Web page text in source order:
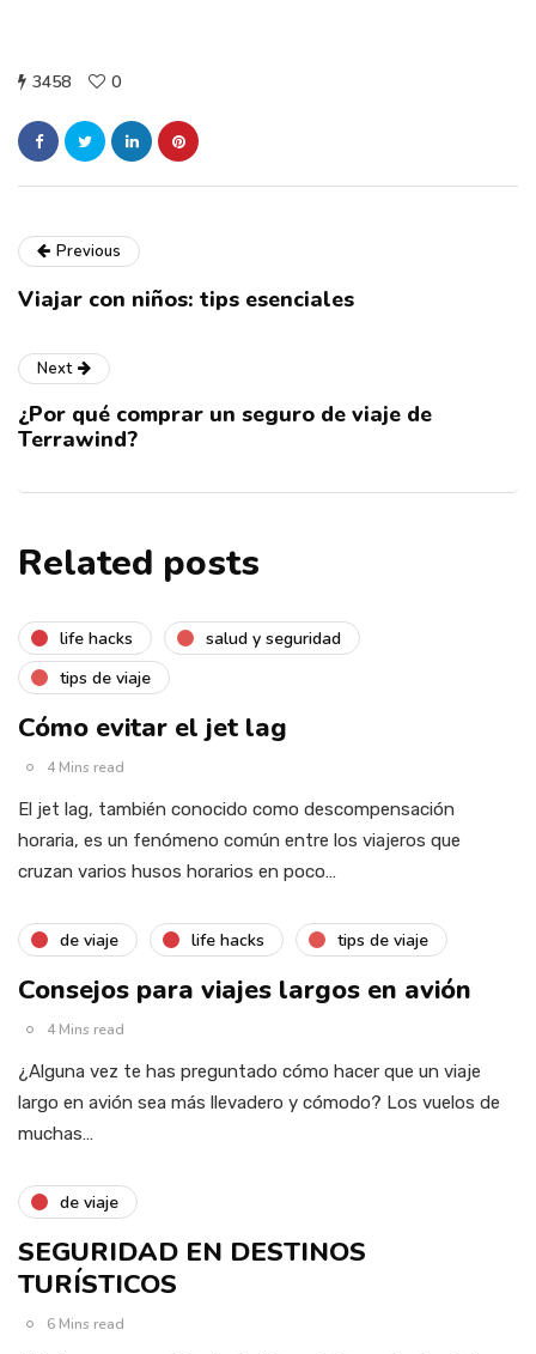
3458 0
Previous
Viajar con niños: tips esenciales
Next
¿Por qué comprar un seguro de viaje de
Terrawind?
Related posts
life hacks
salud y seguridad
tips de viaje
Cómo evitar el jet lag
4 Mins read
El jet lag, también conocido como descompensación
horaria, es un fenómeno común entre los viajeros que
cruzan varios husos horarios en poco…
de viaje life hacks tips de viaje
Consejos para viajes largos en avión
4 Mins read
¿Alguna vez te has preguntado cómo hacer que un viaje
largo en avión sea más llevadero y cómodo? Los vuelos de
muchas…
de viaje
SEGURIDAD EN DESTINOS
TURÍSTICOS
6 Mins read